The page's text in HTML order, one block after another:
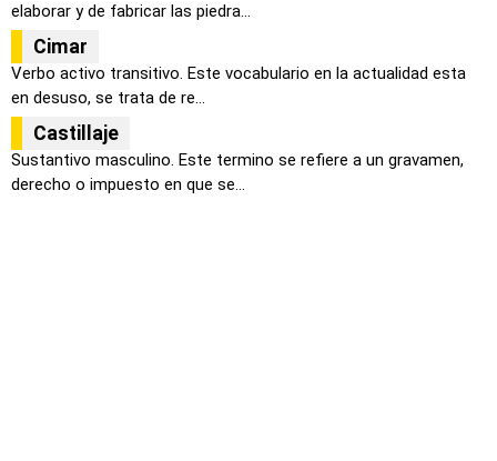
elaborar y de fabricar las piedra...
Cimar
Verbo activo transitivo. Este vocabulario en la actualidad esta
en desuso, se trata de re...
Castillaje
Sustantivo masculino. Este termino se refiere a un gravamen,
derecho o impuesto en que se...